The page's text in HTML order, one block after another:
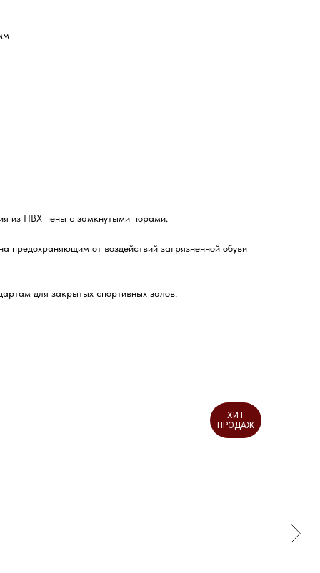
из ПВХ пены с замкнутыми порами.
предохраняющим от воздействий загрязненной обуви
для закрытых спортивных залов.
ХИТ
ПРОДАЖ